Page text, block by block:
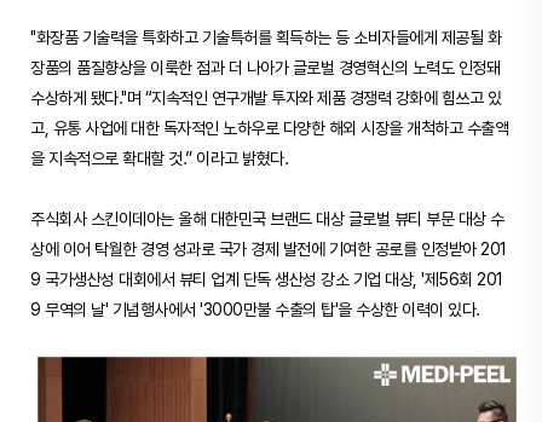
"화장품 기술력을 특화하고 기술특허를 획득하는 등 소비자들에게 제공될 화
장품의 품질향상을 이룩한 점과 더 나아가 글로벌 경영혁신의 노력도 인정돼
수상하게 됐다."며 “지속적인 연구개발 투자와 제품 경쟁력 강화에 힘쓰고 있
고, 유통 사업에 대한 독자적인 노하우로 다양한 해외 시장을 개척하고 수출액
을 지속적으로 확대할 것.” 이라고 밝혔다.
주식회사 스킨이데아는 올해 대한민국 브랜드 대상 글로벌 뷰티 부문 대상 수
상에 이어 탁월한 경영 성과로 국가 경제 발전에 기여한 공로를 인정받아 201
9 국가생산성 대회에서 뷰티 업계 단독 생산성 강소 기업 대상, '제56회 201
9 무역의 날' 기념행사에서 '3000만불 수출의 탑'을 수상한 이력이 있다.